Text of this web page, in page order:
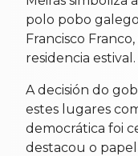
polo pobo
Francisco
residencia estival.
A decisión do
estes lugares
democrática foi
destacou o